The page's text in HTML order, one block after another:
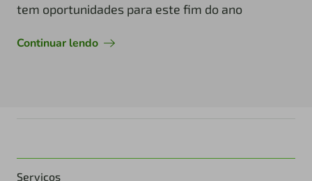
tem oportunidades para este fim do ano
Continuar lendo
Serviços